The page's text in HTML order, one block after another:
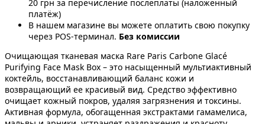
20 грн за перечисление послеплаты (наложенный
платёж)
В нашем магазине вы можете оплатить свою покупку
через POS-терминал. Без комиссии
Очищающая тканевая маска Rare Paris Carbone Glacé
Purifying Face Mask Box – это насыщенный мультиактивный
коктейль, восстанавливающий баланс кожи и
возвращающий ее красивый вид. Средство эффективно
очищает кожный покров, удаляя загрязнения и токсины.
Активная формула, обогащенная экстрактами гамамелиса,